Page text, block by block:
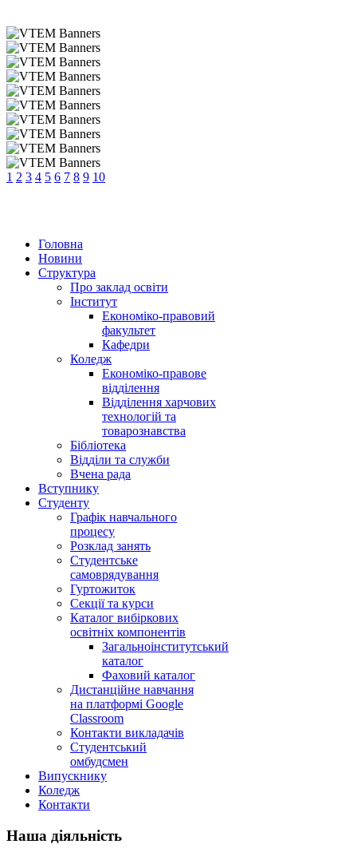
1 2 3 4 5 6 7 8 9 10
Головна
Новини
Структура
Про заклад освіти
Інститут
Економіко-правовий
факультет
Кафедри
Коледж
Економіко-правове
відділення
Відділення харчових
технологій та
товарознавства
Бібліотека
Відділи та служби
Вчена рада
Вступнику
Студенту
Графік навчального
процесу
Розклад занять
Студентське
самоврядування
Гуртожиток
Секції та курси
Каталог вибіркових
освітніх компонентів
Загальноінститутський
каталог
Фаховий каталог
Дистанційне навчання
на платформі Google
Classroom
Контакти викладачів
Студентський
омбудсмен
Випускнику
Коледж
Контакти
Наша діяльність